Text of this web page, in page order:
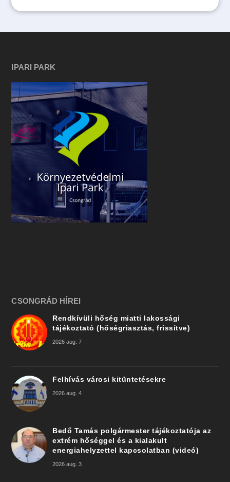
IPARI PARK
CSONGRÁD HÍREI
Rendkívüli hőség miatti lakossági
tájékoztató (hőségriasztás, frissítve)
2026 aug. 7
Felhívás városi kitüntetésekre
2026 aug. 4
Bedő Tamás polgármester tájékoztatója az
extrém hőséggel és a kialakult
energiahelyzettel kapcsolatban (videó)
2026 aug. 3